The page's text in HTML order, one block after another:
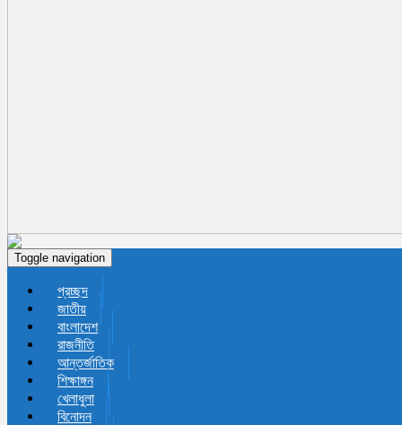
Toggle navigation
প্রচ্ছদ
জাতীয়
বাংলাদেশ
রাজনীতি
আন্তর্জাতিক
শিক্ষাঙ্গন
খেলাধুলা
বিনোদন